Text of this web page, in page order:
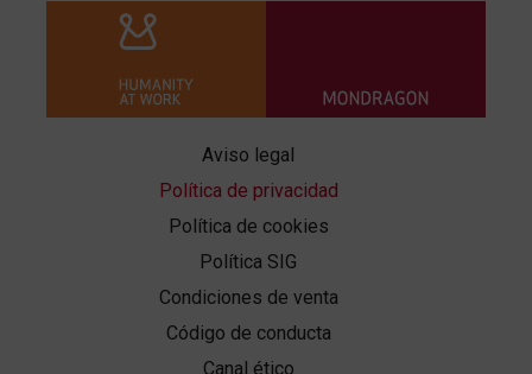
Aviso legal
Política de privacidad
Política de cookies
Política SIG
Condiciones de venta
Código de conducta
Canal ético